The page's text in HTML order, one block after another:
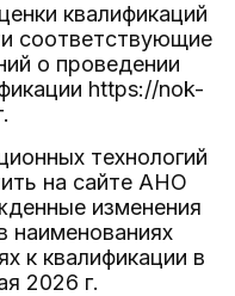
квалификаций
соответствующие
о проведении
https://nok-
технологий
на сайте АНО
изменения
наименованиях
к квалификации в
2026 г.